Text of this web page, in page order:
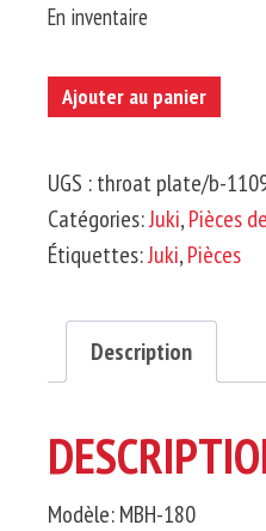
En inventaire
quantité
Plaque
d'aiguille
Ajouter au panier
UGS :throat plate/b-
Catégories:Juki,Pièces
Étiquettes:Juki,Pièces
Description
Modèle: MBH-180